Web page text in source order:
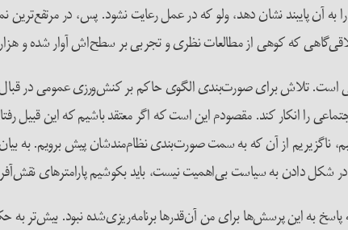
به آن پایبند نشان دهد، ولو که در عمل رعایت نشود. پس، در
که کوهی از مطالعات نظری و تجربی بر سطح‌اش آوار شده‌ و هزار
تلاش برای صورت‌بندی الگوی حاکم بر کنش‌ورزی عمومی در قبال
را انکار کند. مقصودم این است که اگر معتقد باشیم که این قبیل
ناگزیریم از آن‌ که به سمت صورت‌بندی نظام‌مندشان پیش برویم. به
دادن به سیاست بی‌اهمیت نیست، باید بکوشیم پارامترهای
به این پرسش‌ها برای من آن‌قدرها برنامه‌ریزی‌شده نبود. بیش‌تر